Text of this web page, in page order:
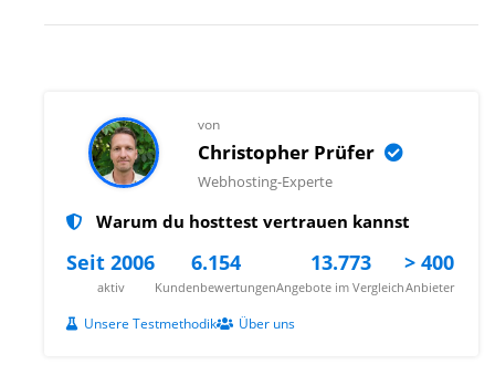
von
Christopher Prüfer
Webhosting-Experte
Warum du hosttest vertrauen kannst
Seit 2006
aktiv
6.154
Kundenbewertungen
13.773
Angebote im Vergleich
> 400
Anbieter
Unsere Testmethodik Über uns